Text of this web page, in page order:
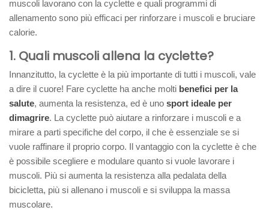
muscoli lavorano con la cyclette e quali programmi di
allenamento sono più efficaci per rinforzare i muscoli e bruciare
calorie.
1. Quali muscoli allena la cyclette?
Innanzitutto, la cyclette è la più importante di tutti i muscoli, vale
a dire il cuore! Fare cyclette ha anche molti benefici per la
salute, aumenta la resistenza, ed è uno sport ideale per
dimagrire. La cyclette può aiutare a rinforzare i muscoli e a
mirare a parti specifiche del corpo, il che è essenziale se si
vuole raffinare il proprio corpo. Il vantaggio con la cyclette è che
è possibile scegliere e modulare quanto si vuole lavorare i
muscoli. Più si aumenta la resistenza alla pedalata della
bicicletta, più si allenano i muscoli e si sviluppa la massa
muscolare.